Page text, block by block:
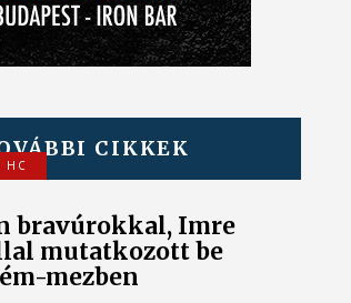
CIKKEK
HC
bravúrokkal, Imre
mutatkozott be
mezben